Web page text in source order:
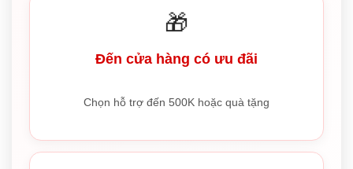
🎁
Đến cửa hàng có ưu đãi
Chọn hỗ trợ đến 500K hoặc quà tặng